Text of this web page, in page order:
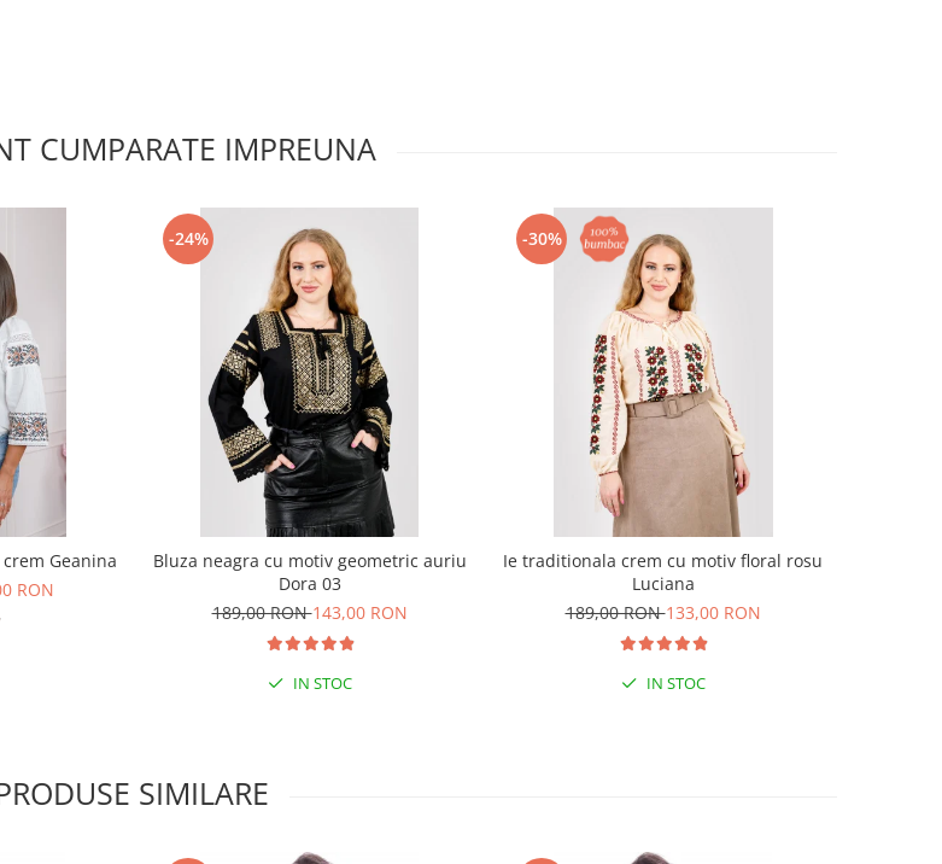
CUMPARATE IMPREUNA
Geanina
RON
-24%
Bluza neagra cu motiv geometric auriu
Dora 03
189,00 RON143,00 RON
IN STOC
-30%
Ie traditionala crem cu motiv floral rosu
Luciana
189,00 RON133,00 RON
IN STOC
SIMILARE